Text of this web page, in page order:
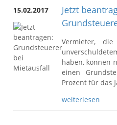
15.02.2017
Jetzt
Vermieter,
haben, können
einen
Prozent für das
weiterlesen